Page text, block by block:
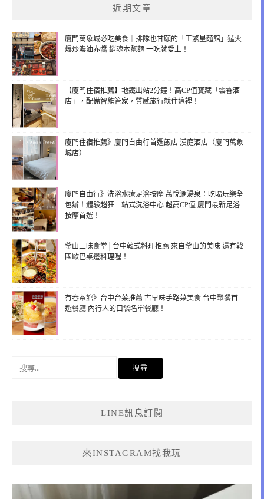
近期文章
廈門萬象城必吃美食｜排隊也甘願的「王繁星麵館」猛火
爆炒濃油赤醬 銷魂本幫麵 一吃就愛上！
【廈門住宿推薦】地鐵出站2分鐘！高CP值寶藏「雲睿酒
店」，配備智能管家，質感旅行就住這裡！
廈門住宿推薦》廈門自由行首選飯店 漢庭酒店（廈門萬象
城店）
廈門自由行》洗浴水療足浴按摩 萬悅滙湯泉：吃喝玩樂全
包辦！體驗超狂一站式洗浴中心 超高CP值 廈門最新足浴
按摩首選！
釜山三味食堂│台中韓式料理推薦 來自釜山的美味 還有韓
國歐巴桌邊料理喔！
有春茶館》台中台菜推薦 古早味手路菜美食 台中聚餐首
選餐廳 內行人的口袋名單餐廳！
LINE訊息訂閱
來INSTAGRAM找我玩